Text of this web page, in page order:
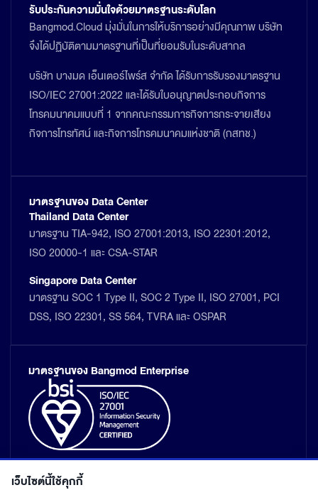
รับประกันความมั่นใจด้วยมาตรฐานระดับโลก
Bangmod.Cloud มุ่งมั่นในการให้บริการอย่างมีคุณภาพ บริษัท
จึงได้ปฏิบัติตามมาตรฐานที่เป็นที่ยอมรับในระดับสากล
บริษัท บางมด เอ็นเตอร์ไพร์ส จำกัด ได้รับการรับรองมาตรฐาน
ISO/IEC 27001:2022 และได้รับใบอนุญาตประกอบกิจการ
โทรคมนาคมแบบที่ 1 จากคณะกรรมการกิจการกระจายเสียง
กิจการโทรทัศน์ และกิจการโทรคมนาคมแห่งชาติ (กสทช.)
มาตรฐานของ Data Center
Thailand Data Center
มาตรฐาน TIA-942, ISO 27001:2013, ISO 22301:2012,
ISO 20000-1 และ CSA-STAR
Singapore Data Center
มาตรฐาน SOC 1 Type II, SOC 2 Type II, ISO 27001, PCI
DSS, ISO 22301, SS 564, TVRA และ OSPAR
มาตรฐานของ Bangmod Enterprise
เว็บไซต์นี้ใช้คุกกี้